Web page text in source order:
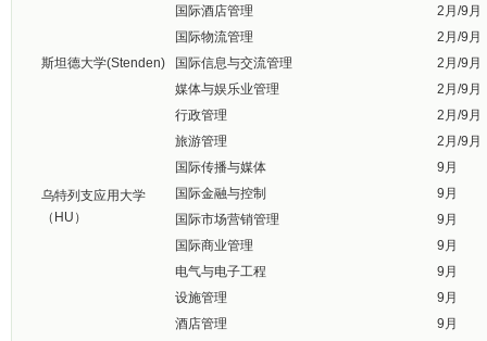
斯坦德大学(Stenden)
国际酒店管理
2月/9月
国际物流管理
2月/9月
国际信息与交流管理
2月/9月
媒体与娱乐业管理
2月/9月
行政管理
2月/9月
旅游管理
2月/9月
乌特列支应用大学
（HU）
国际传播与媒体
9月
国际金融与控制
9月
国际市场营销管理
9月
国际商业管理
9月
电气与电子工程
9月
设施管理
9月
酒店管理
9月